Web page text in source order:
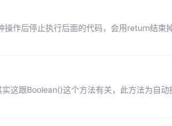
作后停止执行后面的代码，会用return结束
这跟Boolean()这个方法有关，此方法为自动